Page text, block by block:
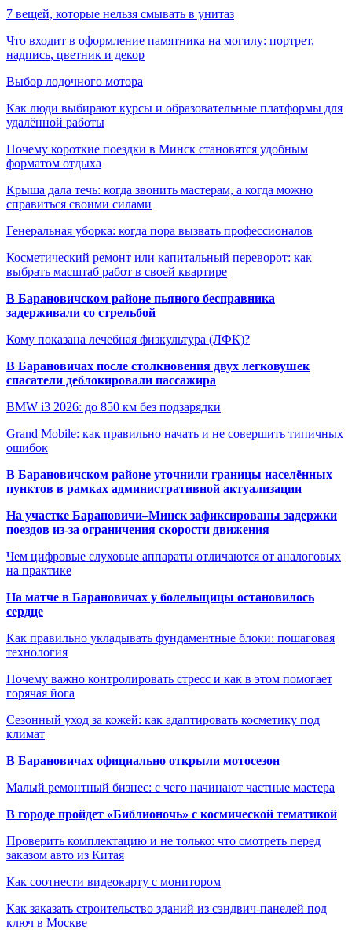
7 вещей, которые нельзя смывать в унитаз
Что входит в оформление памятника на могилу: портрет,
надпись, цветник и декор
Выбор лодочного мотора
Как люди выбирают курсы и образовательные платформы для
удалённой работы
Почему короткие поездки в Минск становятся удобным
форматом отдыха
Крыша дала течь: когда звонить мастерам, а когда можно
справиться своими силами
Генеральная уборка: когда пора вызвать профессионалов
Косметический ремонт или капитальный переворот: как
выбрать масштаб работ в своей квартире
В Барановичском районе пьяного бесправника
задерживали со стрельбой
Кому показана лечебная физкультура (ЛФК)?
В Барановичах после столкновения двух легковушек
спасатели деблокировали пассажира
BMW i3 2026: до 850 км без подзарядки
Grand Mobile: как правильно начать и не совершить типичных
ошибок
В Барановичском районе уточнили границы населённых
пунктов в рамках административной актуализации
На участке Барановичи–Минск зафиксированы задержки
поездов из-за ограничения скорости движения
Чем цифровые слуховые аппараты отличаются от аналоговых
на практике
На матче в Барановичах у болельщицы остановилось
сердце
Как правильно укладывать фундаментные блоки: пошаговая
технология
Почему важно контролировать стресс и как в этом помогает
горячая йога
Сезонный уход за кожей: как адаптировать косметику под
климат
В Барановичах официально открыли мотосезон
Малый ремонтный бизнес: с чего начинают частные мастера
В городе пройдет «Библионочь» с космической тематикой
Проверить комплектацию и не только: что смотреть перед
заказом авто из Китая
Как соотнести видеокарту с монитором
Как заказать строительство зданий из сэндвич-панелей под
ключ в Москве